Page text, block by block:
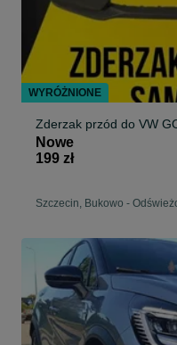
Zderzak przód do VW
Nowe
199 zł
Szczecin, Bukowo -
WYRÓŻNIONE